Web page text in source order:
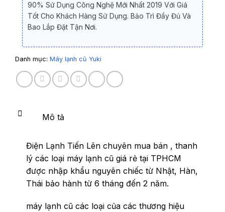
90% Sử Dụng Công Nghệ Mới Nhất 2019 Với Giá
Tốt Cho Khách Hàng Sử Dụng. Bảo Trì Đầy Đủ Và
Bao Lắp Đặt Tận Nơi.
Danh mục: Máy lạnh cũ Yuki
Mô tả
Điện Lạnh Tiến Lên chuyên mua bán , thanh
lý các loại máy lạnh cũ giá rẻ tại TPHCM
được nhập khẩu nguyên chiếc từ Nhật, Hàn,
Thái bảo hành từ 6 tháng đến 2 năm.
máy lạnh cũ các loại của các thương hiệu